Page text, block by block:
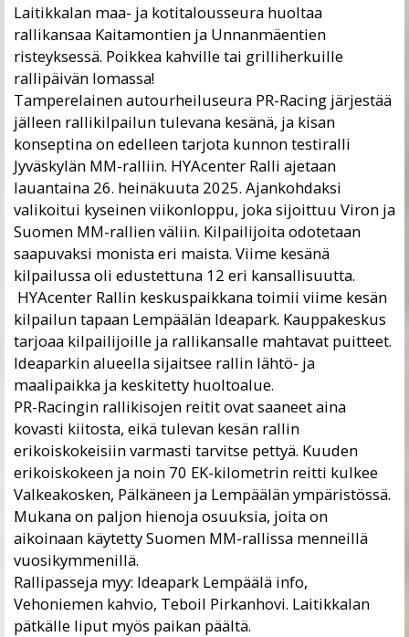
Laitikkalan maa- ja kotitalousseura huoltaa
rallikansaa Kaitamontien ja Unnanmäentien
risteyksessä. Poikkea kahville tai grilliherkuille
rallipäivän lomassa!
Tamperelainen autourheiluseura PR-Racing järjestää
jälleen rallikilpailun tulevana kesänä, ja kisan
konseptina on edelleen tarjota kunnon testiralli
Jyväskylän MM-ralliin. HYAcenter Ralli ajetaan
lauantaina 26. heinäkuuta 2025. Ajankohdaksi
valikoitui kyseinen viikonloppu, joka sijoittuu Viron ja
Suomen MM-rallien väliin. Kilpailijoita odotetaan
saapuvaksi monista eri maista. Viime kesänä
kilpailussa oli edustettuna 12 eri kansallisuutta.
HYAcenter Rallin keskuspaikkana toimii viime kesän
kilpailun tapaan Lempäälän Ideapark. Kauppakeskus
tarjoaa kilpailijoille ja rallikansalle mahtavat puitteet.
Ideaparkin alueella sijaitsee rallin lähtö- ja
maalipaikka ja keskitetty huoltoalue.
PR-Racingin rallikisojen reitit ovat saaneet aina
kovasti kiitosta, eikä tulevan kesän rallin
erikoiskokeisiin varmasti tarvitse pettyä. Kuuden
erikoiskokeen ja noin 70 EK-kilometrin reitti kulkee
Valkeakosken, Pälkäneen ja Lempäälän ympäristössä.
Mukana on paljon hienoja osuuksia, joita on
aikoinaan käytetty Suomen MM-rallissa menneillä
vuosikymmenillä.
Rallipasseja myy: Ideapark Lempäälä info,
Vehoniemen kahvio, Teboil Pirkanhovi. Laitikkalan
pätkälle liput myös paikan päältä.